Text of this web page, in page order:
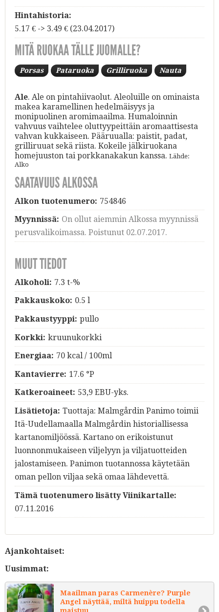
Hintahistoria:
5.17 € -> 3.49 € (23.04.2017)
MITÄ RUOKAA TÄLLE JUOMALLE?
Porsas Pataruoka Grilliruoka Nauta
Ale. Ale on pintahiivaolut. Aleoluille on ominaista
makea karamellinen hedelmäisyys ja
monipuolinen aromimaailma. Humaloinnin
vahvuus vaihtelee oluttyypeittäin aromaattisesta
vahvan kukkaiseen. Pääruualla: paistit, padat,
grilliruuat sekä riista. Kokeile jälkiruokana
homejuuston tai porkkanakakun kanssa. Lähde:
Alko
SAATAVUUS ALKOSSA
Alkon tuotenumero: 754846
Myynnissä: On ollut aiemmin Alkossa myynnissä
perusvalikoimassa. Poistunut 02.07.2017.
MUUT TIEDOT
Alkoholi: 7.3 t-%
Pakkauskoko: 0.5 l
Pakkaustyyppi: pullo
Korkki: kruunukorkki
Energiaa: 70 kcal / 100ml
Kantavierre: 17.6 °P
Katkeroaineet: 53,9 EBU-yks.
Lisätietoja: Tuottaja: Malmgårdin Panimo toimii
Itä-Uudellamaalla Malmgårdin historiallisessa
kartanomiljöössä. Kartano on erikoistunut
luonnonmukaiseen viljelyyn ja viljatuotteiden
jalostamiseen. Panimon tuotannossa käytetään
oman pellon viljaa sekä omaa lähdevettä.
Tämä tuotenumero lisätty Viinikartalle:
07.11.2016
Ajankohtaiset:
Uusimmat:
Maailman paras Carmenère? Purple
Angel näyttää, miltä huippu todella
maistuu